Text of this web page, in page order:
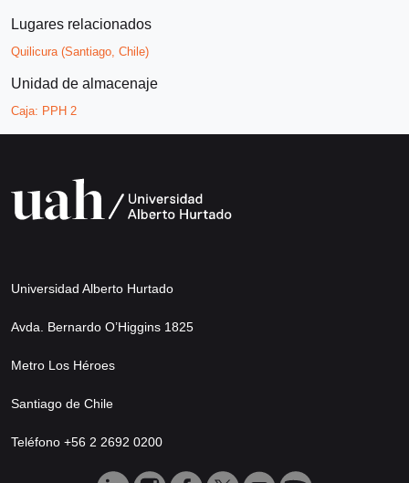
Lugares relacionados
Quilicura (Santiago, Chile)
Unidad de almacenaje
Caja: PPH 2
Universidad Alberto Hurtado
Avda. Bernardo O’Higgins 1825
Metro Los Héroes
Santiago de Chile
Teléfono +56 2 2692 0200